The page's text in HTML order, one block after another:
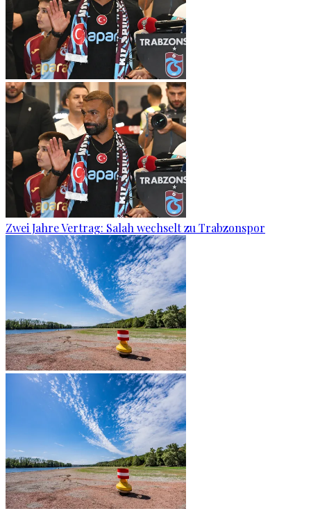
Zwei Jahre Vertrag: Salah wechselt zu Trabzonspor